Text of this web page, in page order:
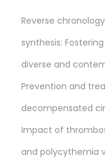
Reverse
synthesis:
diverse and
Prevention and
decompensated
Impact of
and polycythemia